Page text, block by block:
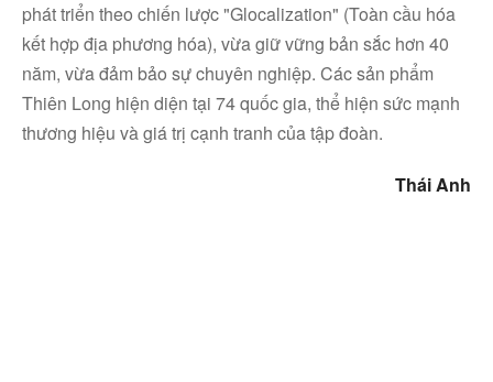
phát triển theo chiến lược "Glocalization" (Toàn cầu hóa
kết hợp địa phương hóa), vừa giữ vững bản sắc hơn 40
năm, vừa đảm bảo sự chuyên nghiệp. Các sản phẩm
Thiên Long hiện diện tại 74 quốc gia, thể hiện sức mạnh
thương hiệu và giá trị cạnh tranh của tập đoàn.
Thái Anh
Youtube
Linkedin